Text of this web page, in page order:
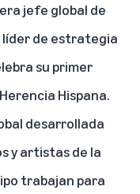
jefe global de
líder de estrategia
su primer
Hispana.
desarrollada
y artistas de la
trabajan para